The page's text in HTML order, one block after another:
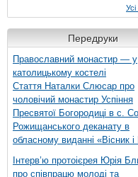
Передруки
Православний монастир — у
католицькому костелі
Стаття Наталки Слюсар про
чоловічий монастир Успіння
Пресвятої Богородиці в с.
Рожищанського деканату в
обласному виданні «Вісник і
Інтерв’ю протоієрея Юрія
про співпрацю молоді та